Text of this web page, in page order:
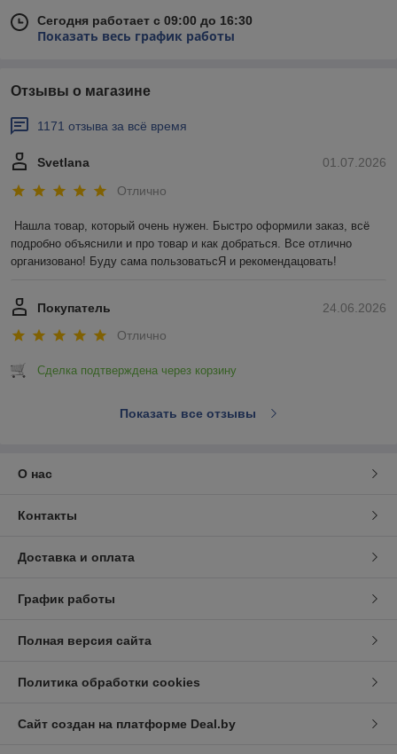
Сегодня работает с 09:00 до 16:30
Показать весь график работы
Отзывы о магазине
1171 отзыва за всё время
01.07.2026
Svetlana
Отлично
Нашла товар, который очень нужен. Быстро оформили заказ, всё
подробно объяснили и про товар и как добраться. Все отлично
организовано! Буду сама пользоватьсЯ и рекомендацовать!
24.06.2026
Покупатель
Отлично
Сделка подтверждена через корзину
Показать все отзывы
О нас
Контакты
Доставка и оплата
График работы
Полная версия сайта
Политика обработки cookies
Сайт создан на платформе Deal.by